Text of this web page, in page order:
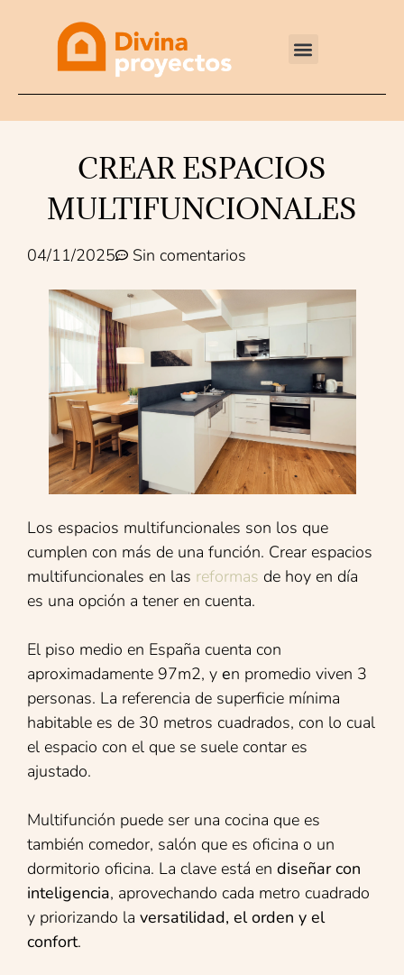
CREAR ESPACIOS
MULTIFUNCIONALES
04/11/2025 Sin comentarios
Los espacios multifuncionales son los que
cumplen con más de una función. Crear espacios
multifuncionales en las reformas de hoy en día
es una opción a tener en cuenta.
El piso medio en España cuenta con
aproximadamente 97m2, y en promedio viven 3
personas. La referencia de superficie mínima
habitable es de 30 metros cuadrados, con lo cual
el espacio con el que se suele contar es
ajustado.
Multifunción puede ser una cocina que es
también comedor, salón que es oficina o un
dormitorio oficina. La clave está en diseñar con
inteligencia, aprovechando cada metro cuadrado
y priorizando la versatilidad, el orden y el
confort.